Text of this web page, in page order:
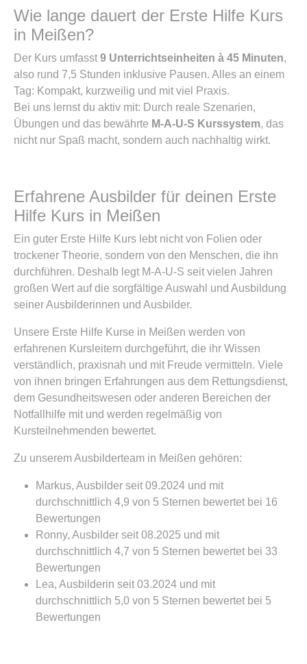
Wie lange dauert der Erste Hilfe Kurs
in Meißen?
Der Kurs umfasst 9 Unterrichtseinheiten à 45 Minuten,
also rund 7,5 Stunden inklusive Pausen. Alles an einem
Tag: Kompakt, kurzweilig und mit viel Praxis.
Bei uns lernst du aktiv mit: Durch reale Szenarien,
Übungen und das bewährte M-A-U-S Kurssystem, das
nicht nur Spaß macht, sondern auch nachhaltig wirkt.
Erfahrene Ausbilder für deinen Erste
Hilfe Kurs in Meißen
Ein guter Erste Hilfe Kurs lebt nicht von Folien oder
trockener Theorie, sondern von den Menschen, die ihn
durchführen. Deshalb legt M-A-U-S seit vielen Jahren
großen Wert auf die sorgfältige Auswahl und Ausbildung
seiner Ausbilderinnen und Ausbilder.
Unsere Erste Hilfe Kurse in Meißen werden von
erfahrenen Kursleitern durchgeführt, die ihr Wissen
verständlich, praxisnah und mit Freude vermitteln. Viele
von ihnen bringen Erfahrungen aus dem Rettungsdienst,
dem Gesundheitswesen oder anderen Bereichen der
Notfallhilfe mit und werden regelmäßig von
Kursteilnehmenden bewertet.
Zu unserem Ausbilderteam in Meißen gehören:
Markus, Ausbilder seit 09.2024 und mit
durchschnittlich 4,9 von 5 Sternen bewertet bei 16
Bewertungen
Ronny, Ausbilder seit 08.2025 und mit
durchschnittlich 4,7 von 5 Sternen bewertet bei 33
Bewertungen
Lea, Ausbilderin seit 03.2024 und mit
durchschnittlich 5,0 von 5 Sternen bewertet bei 5
Bewertungen